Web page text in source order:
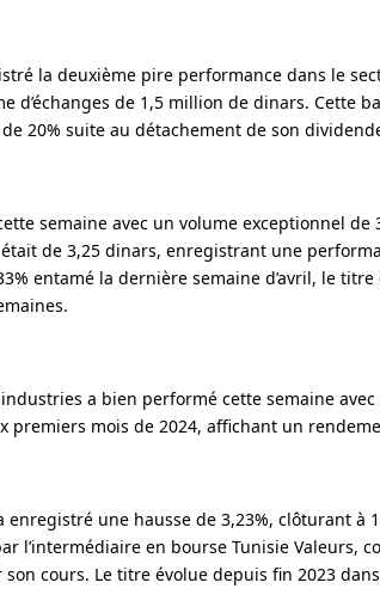
la deuxième pire performance dans le
d’échanges de 1,5 million de dinars. Cette
20% suite au détachement de son
semaine avec un volume exceptionnel
de 3,25 dinars, enregistrant une
entamé la dernière semaine d’avril, le
industries a bien performé cette semaine
premiers mois de 2024, affichant un
enregistré une hausse de 3,23%, clôturant à
l’intermédiaire en bourse Tunisie Valeurs,
cours. Le titre évolue depuis fin 2023